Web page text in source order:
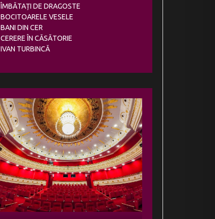
ÎMBĂTAȚI DE DRAGOSTE
BOCITOARELE VESELE
BANI DIN CER
CERERE ÎN CĂSĂTORIE
IVAN TURBINCĂ